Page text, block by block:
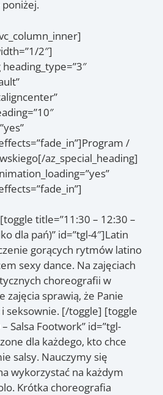
2″]
/
az_special_heading]
title=”11:30 – 12:30 –
dla pań)” id=”tgl-4″]Latin
gorących rytmów latino
sexy dance. Na zajęciach
choreografii w
zajęcia sprawią, że Panie
seksownie. [/toggle] [toggle
Salsa Footwork” id=”tgl-
dla każdego, kto chce
salsy. Nauczymy się
wykorzystać na każdym
Krótka choreografia